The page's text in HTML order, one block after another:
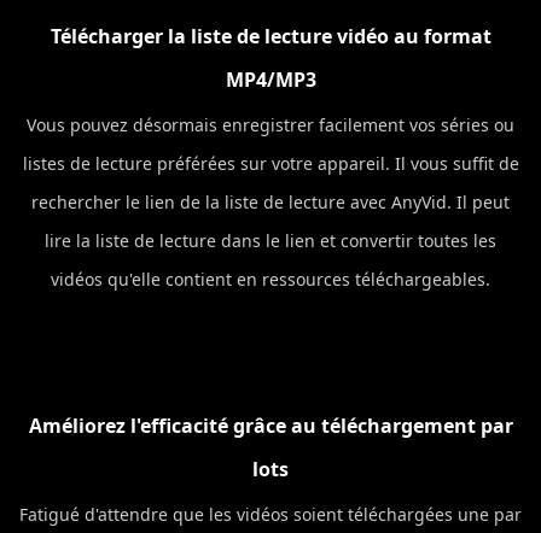
Télécharger la liste de lecture vidéo au format
MP4/MP3
Vous pouvez désormais enregistrer facilement vos séries ou
listes de lecture préférées sur votre appareil. Il vous suffit de
rechercher le lien de la liste de lecture avec AnyVid. Il peut
lire la liste de lecture dans le lien et convertir toutes les
vidéos qu'elle contient en ressources téléchargeables.
Améliorez l'efficacité grâce au téléchargement par
lots
Fatigué d'attendre que les vidéos soient téléchargées une par